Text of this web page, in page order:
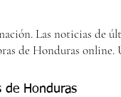
Las noticias de
de Honduras
de Honduras